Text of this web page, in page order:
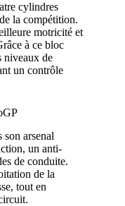
cylindres
la compétition.
motricité et
à ce bloc
niveaux de
un contrôle
son arsenal
un anti-
de conduite.
de la
tout en